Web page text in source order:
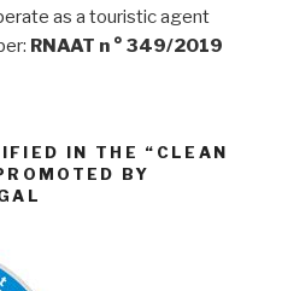
as a touristic agent
RNAAT n ° 349/2019
IN THE “CLEAN
BY